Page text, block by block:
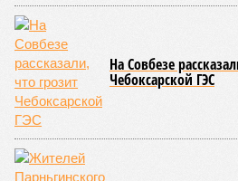
перекинуто специальное
удерживаясь за этот элемент
в противоборство, основная задача
том, чтобы опрокинуть противника.
Современная версия чувашской
переживает этап активного
этом неразрывную связь с